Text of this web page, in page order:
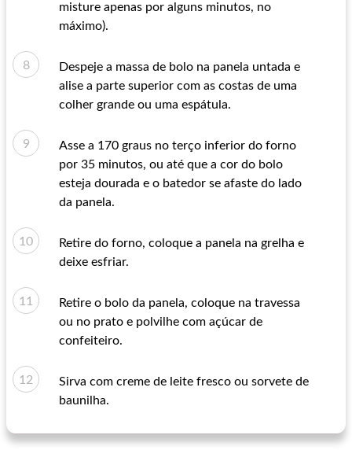
misture apenas por alguns minutos, no
máximo).
Despeje a massa de bolo na panela untada e
alise a parte superior com as costas de uma
colher grande ou uma espátula.
Asse a 170 graus no terço inferior do forno
por 35 minutos, ou até que a cor do bolo
esteja dourada e o batedor se afaste do lado
da panela.
Retire do forno, coloque a panela na grelha e
deixe esfriar.
Retire o bolo da panela, coloque na travessa
ou no prato e polvilhe com açúcar de
confeiteiro.
Sirva com creme de leite fresco ou sorvete de
baunilha.